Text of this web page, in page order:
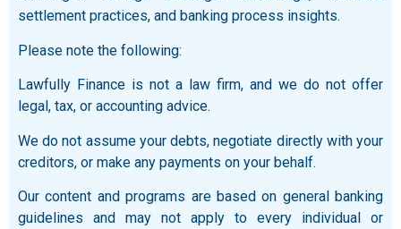
settlement practices, and banking process insights.
Please note the following:
Lawfully Finance is not a law firm, and we do not offer
legal, tax, or accounting advice.
We do not assume your debts, negotiate directly with your
creditors, or make any payments on your behalf.
Our content and programs are based on general banking
guidelines and may not apply to every individual or